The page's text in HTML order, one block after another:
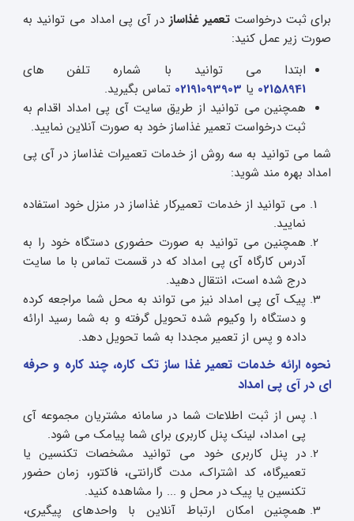
برای ثبت درخواست تعمیر غذاساز در آی پی امداد می توانید به
صورت زیر عمل کنید:
ابتدا می توانید با شماره تلفن های
02158941 یا 02191093903 تماس بگیرید.
همچنین می توانید از طریق سایت آی پی امداد اقدام به
ثبت درخواست تعمیر غذاساز خود به صورت آنلاین نمایید.
شما می توانید به سه روش از خدمات تعمیرات غذاساز در آی پی
امداد بهره مند شوید:
می توانید از خدمات تعمیرکار غذاساز در منزل خود استفاده
نمایید.
همچنین می توانید به صورت حضوری دستگاه خود را به
آدرس کارگاه آی پی امداد که در قسمت تماس با ما سایت
درج شده است، انتقال دهید.
پیک آی پی امداد نیز می تواند به محل شما مراجعه کرده
و دستگاه را وکیوم شده تحویل گرفته و به شما رسید ارائه
داده و پس از تعمیر مجددا به شما تحویل دهد.
نحوه ارائه خدمات تعمیر غذا ساز تک کاره، چند کاره و حرفه
ای در آی پی امداد
پس از ثبت اطلاعات شما در سامانه مشتریان مجموعه آی
پی امداد، لینک پنل کاربری برای شما پیامک می شود.
در پنل کاربری خود می توانید مشخصات تکنسین یا
تعمیرگاه، کد اشتراک، مدت گارانتی، فاکتور، زمان حضور
تکنسین یا پیک در محل و ... را مشاهده کنید.
همچنین امکان ارتباط آنلاین با واحدهای پیگیری،